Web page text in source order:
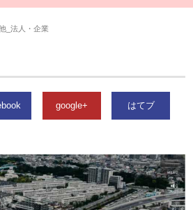
_法人・企業
google+ はてブ